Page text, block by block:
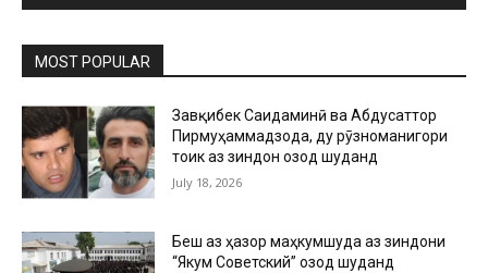
MOST POPULAR
Завқибек Саидаминӣ ва Абдусаттор
Пирмуҳаммадзода, ду рӯзноманигори
тоҷик аз зиндон озод шуданд
July 18, 2026
Беш аз ҳазор маҳкумшуда аз зиндони
“Якум Советский” озод шуданд